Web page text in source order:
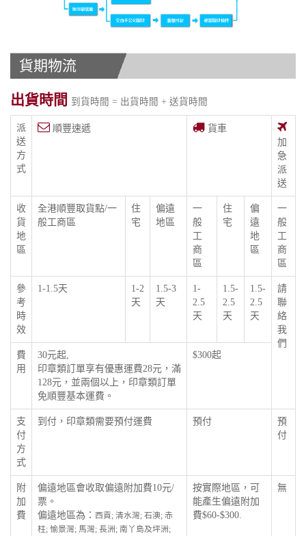
貨期物流
出貨時間 到貨時間 = 出貨時間 + 送貨時間
派
送
方
式
順豐速遞
貨車
加
急
派
送
收
貨
地
區
全港順豐取貨點/一
般工商區
住
宅
偏遠
地區
一
般
工
商
區
住
宅
偏
遠
地
區
一
般
工
商
區
參
考
時
效
1-1.5天
1-2
天
1.5-3
天
1-
2.5
天
1.5-
2.5
天
1.5-
2.5
天
請
聯
絡
我
們
費
用
30元起,
印章類訂單享有優惠運費28元，滿
128元，並兩個以上，印章類訂單
免順豐基本運費。
$300起
支
付
方
式
到付，印章類需要預付運費 預付
預
付
附
加
費
偏遠地區會收取偏遠附加費10元/
票。
偏遠地區為： 西貢; 清水灣; 石澳; 赤
柱; 愉景灣; 馬灣; 長洲; 南丫島及坪洲;
按實際地區，可
能產生偏遠附加
費$60-$300.
無